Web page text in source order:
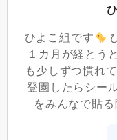
ひよこ組です
１カ月が経とう
も少しずつ慣れ
登園したらシー
をみんなで貼